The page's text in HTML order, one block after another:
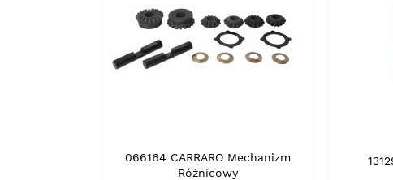
066164 CARRARO Mechanizm
Różnicowy